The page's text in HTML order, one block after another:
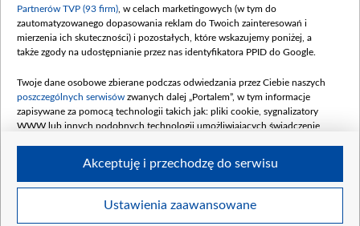
Partnerów TVP (93 firm) , w celach marketingowych (w tym do
zautomatyzowanego dopasowania reklam do Twoich zainteresowań i
mierzenia ich skuteczności) i pozostałych, które wskazujemy poniżej, a
także zgody na udostępnianie przez nas identyfikatora PPID do Google.
Twoje dane osobowe zbierane podczas odwiedzania przez Ciebie naszych
poszczególnych serwisów zwanych dalej „Portalem”, w tym informacje
zapisywane za pomocą technologii takich jak: pliki cookie, sygnalizatory
WWW lub innych podobnych technologii umożliwiających świadczenie
Twoje dane osobowe zbierane podczas odwiedzania przez Ciebie
Ustawienia zaawansowane
Akceptuję i przechodzę do serwisu